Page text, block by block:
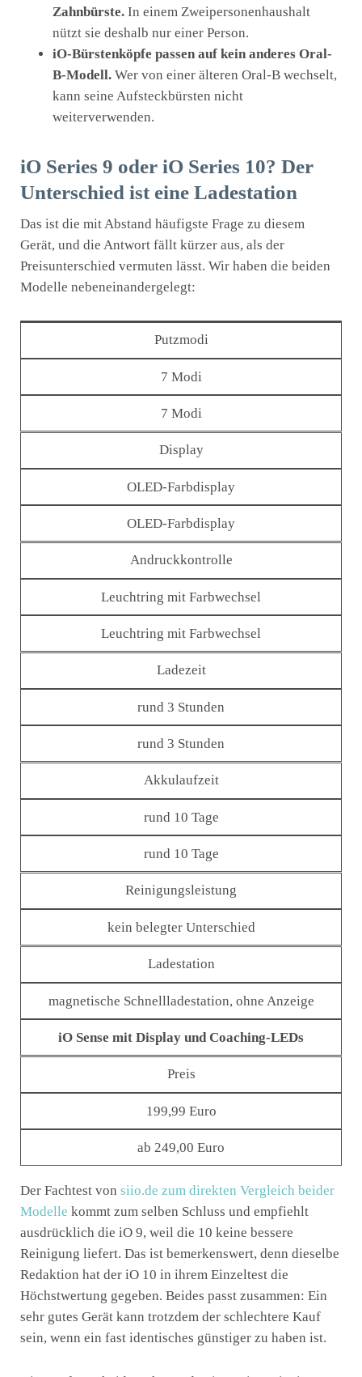
Zahnbürste. In einem Zweipersonenhaushalt
nützt sie deshalb nur einer Person.
iO-Bürstenköpfe passen auf kein anderes Oral-
B-Modell. Wer von einer älteren Oral-B wechselt,
kann seine Aufsteckbürsten nicht
weiterverwenden.
iO Series 9 oder iO Series 10? Der
Unterschied ist eine Ladestation
Das ist die mit Abstand häufigste Frage zu diesem
Gerät, und die Antwort fällt kürzer aus, als der
Preisunterschied vermuten lässt. Wir haben die beiden
Modelle nebeneinandergelegt:
Putzmodi
7 Modi
7 Modi
Display
OLED-Farbdisplay
OLED-Farbdisplay
Andruckkontrolle
Leuchtring mit Farbwechsel
Leuchtring mit Farbwechsel
Ladezeit
rund 3 Stunden
rund 3 Stunden
Akkulaufzeit
rund 10 Tage
rund 10 Tage
Reinigungsleistung
kein belegter Unterschied
Ladestation
magnetische Schnellladestation, ohne Anzeige
iO Sense mit Display und Coaching-LEDs
Preis
199,99 Euro
ab 249,00 Euro
Der Fachtest von siio.de zum direkten Vergleich beider
Modelle kommt zum selben Schluss und empfiehlt
ausdrücklich die iO 9, weil die 10 keine bessere
Reinigung liefert. Das ist bemerkenswert, denn dieselbe
Redaktion hat der iO 10 in ihrem Einzeltest die
Höchstwertung gegeben. Beides passt zusammen: Ein
sehr gutes Gerät kann trotzdem der schlechtere Kauf
sein, wenn ein fast identisches günstiger zu haben ist.